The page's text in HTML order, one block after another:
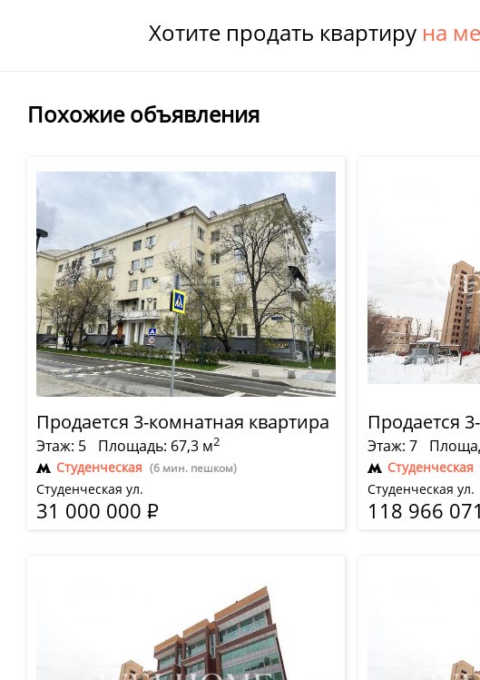
Похожие объявления
Продается 3-комнатная квартира
Этаж: 5 Площадь: 67,3 м2
Студенческая (6 мин. пешком)
Студенческая ул.
31 000 000 Р
Продается
Этаж: 7
Студенческая
Студенческая ул.
118 966 071
Хотите продать квартиру на